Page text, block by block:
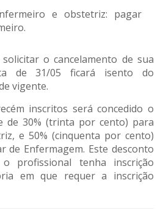
e obstetriz: pagar
o cancelamento de sua
de 31/05 ficará isento do
vigente.
inscritos será concedido o
de 30% (trinta por cento) para
e 50% (cinquenta por cento)
de Enfermagem. Este desconto
profissional tenha inscrição
em que requer a inscrição